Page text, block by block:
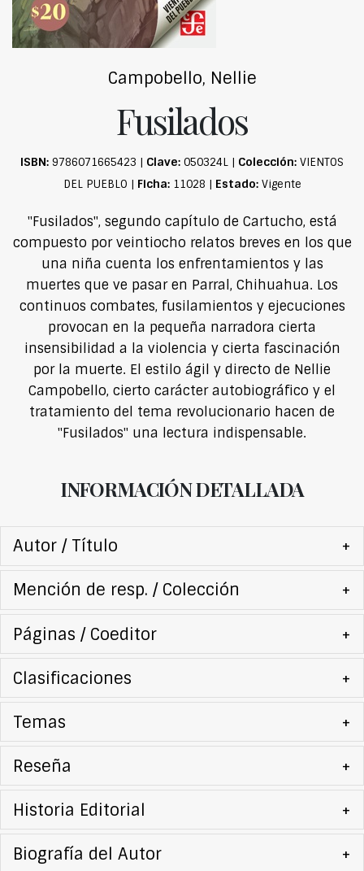
Campobello, Nellie
Fusilados
ISBN: 9786071665423 | Clave: 050324L | Colección: VIENTOS
DEL PUEBLO | Ficha:11028 | Estado:Vigente
"Fusilados", segundo capítulo de Cartucho, está
compuesto por veintiocho relatos breves en los que
una niña cuenta los enfrentamientos y las
muertes que ve pasar en Parral, Chihuahua. Los
continuos combates, fusilamientos y ejecuciones
provocan en la pequeña narradora cierta
insensibilidad a la violencia y cierta fascinación
por la muerte. El estilo ágil y directo de Nellie
Campobello, cierto carácter autobiográfico y el
tratamiento del tema revolucionario hacen de
"Fusilados" una lectura indispensable.
INFORMACIÓN DETALLADA
Autor / Título +
Mención de resp. / Colección +
Páginas / Coeditor +
Clasificaciones +
Temas +
Reseña +
Historia Editorial +
Biografía del Autor +